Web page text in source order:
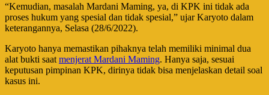
“Kemudian, masalah Mardani Maming, ya, di KPK ini tidak ada
proses hukum yang spesial dan tidak spesial,” ujar Karyoto dalam
keterangannya, Selasa (28/6/2022).
Karyoto hanya memastikan pihaknya telah memiliki minimal dua
alat bukti saat menjerat Mardani Maming. Hanya saja, sesuai
keputusan pimpinan KPK, dirinya tidak bisa menjelaskan detail soal
kasus ini.